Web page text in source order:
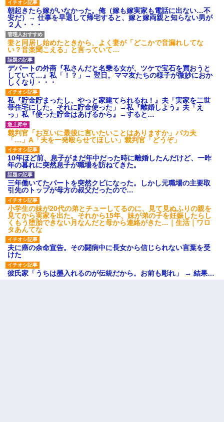
朝起きたら嫁がいなかった。俺（嫁も嫁実家も電話に出ない…不
安だ）→ 仕事を早退して帰宅すると、嫁と嫁両親と知らない男が
２人・・・
妻と同居し始めたときから、よく妻が「どこかで音漏れしてな
い？音楽聞こえる」と言っていて…
デパートの外商『私さんだと名乗る女が、ツケで宝石を買おうと
していて…』私「！？」→ 翌日。ママ友たちの様子が微妙におか
しくなり・・・
私『貯金貯まったし、やっと家建てられるね！』夫「実家を二世
帯住宅にした。それに貯金使った」→私『離婚しよう』夫「え
っ」私『使った貯金はあげるから』→すると…
裁判官「お互いに最後に言いたいことはありますか」バカ夫
「…」A「夫を一発殴らせてほしい」裁判官「どうぞ」
10年ほど前、息子がまだ年中だった時に離婚したんだけど、一昨
年の暮れに突然息子が職場を訪ねてきた。
三年働いてたパートを突然クビになった。しかし元職場の主要取
引先のトップが母方の叔父だったので…
小学生の妹が20代の弟とチューしてるのに、見て見ぬふりの親を
見てから実家を出た。それから15年、妹が弟の子を妊娠したらし
くもう堕胎できない月なんだと母から連絡がきた…｜生活｜ワロ
タあんてな
夫に癌の余命宣告。その闘病中に長女から信じられない言葉を受
けた
彼氏家「うちは墨入れるのが伝統だから。お前も彫れ」 → 結果…